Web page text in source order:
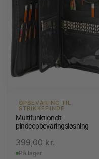
OPBEVARING TIL
STRIKKEPINDE
Multifunktionelt
pindeopbevaringsløsning
399,00 kr.
På lager